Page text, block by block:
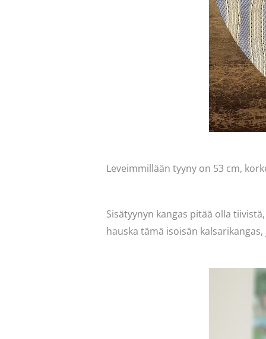
Leveimmillään tyyny on 53 cm,
Sisätyynyn kangas pitää olla
hauska tämä isoisän